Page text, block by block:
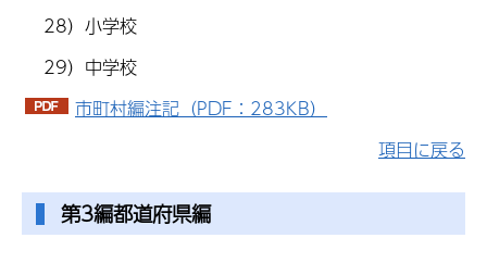
28）小学校
29）中学校
市町村編注記（PDF：283KB）
項目に戻る
第3編都道府県編